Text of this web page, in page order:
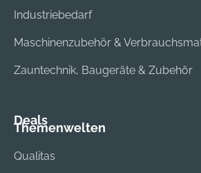
Industriebedarf
Maschinenzubehör &
Zauntechnik, Baugeräte & Zubehör
Deals
Themenwelten
Qualitas